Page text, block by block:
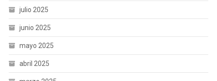
julio 2025
junio 2025
mayo 2025
abril 2025